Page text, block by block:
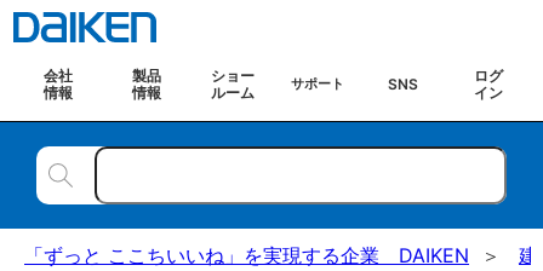
会社
情報
製品
情報
ショー
ルーム
サポート SNS
ログ
イン
「ずっと ここちいいね」を実現する企業 DAIKEN 建